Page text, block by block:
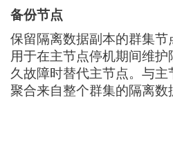
备份节点
保留隔离数据副本的群集
用于在主节点停机期间维
久故障时替代主节点。与
聚合来自整个群集的隔离数